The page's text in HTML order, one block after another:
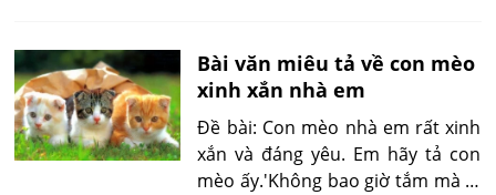
Bài văn miêu tả về con mèo
xinh xắn nhà em
Đề bài: Con mèo nhà em rất xinh
xắn và đáng yêu. Em hãy tả con
mèo ấy.'Không bao giờ tắm mà Bi